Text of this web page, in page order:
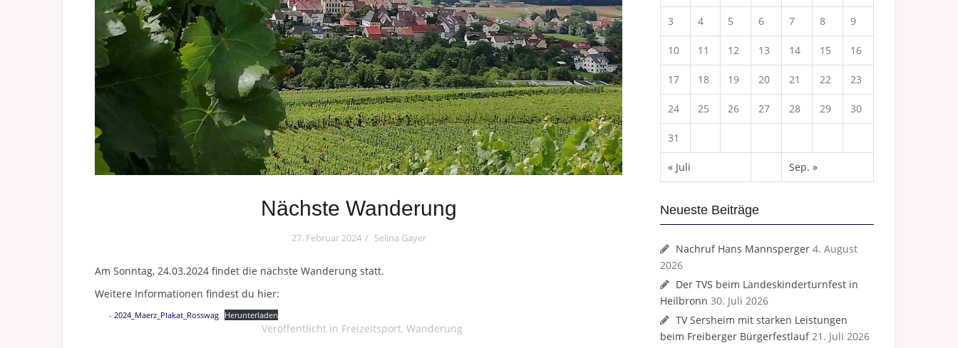
Nächste Wanderung
27. Februar 2024 Selina Gayer
Am Sonntag, 24.03.2024 findet die nächste Wanderung statt.
Weitere Informationen findest du hier:
2024_Maerz_Plakat_Rosswag Herunterladen
Veröffentlicht in Freizeitsport, Wanderung
3 4 5 6 7 8 9
10 11 12 13 14 15 16
17 18 19 20 21 22 23
24 25 26 27 28 29 30
31
« Juli Sep. »
Neueste Beiträge
Nachruf Hans Mannsperger 4. August
2026
Der TVS beim Landeskinderturnfest in
Heilbronn 30. Juli 2026
TV Sersheim mit starken Leistungen
beim Freiberger Bürgerfestlauf 21. Juli 2026